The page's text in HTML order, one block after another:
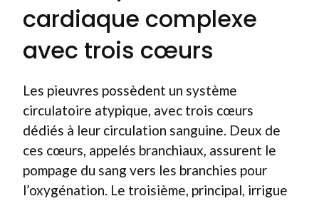
cardiaque complexe
avec trois cœurs
Les pieuvres possèdent un système
circulatoire atypique, avec trois cœurs
dédiés à leur circulation sanguine. Deux de
ces cœurs, appelés branchiaux, assurent le
pompage du sang vers les branchies pour
l’oxygénation. Le troisième, principal, irrigue